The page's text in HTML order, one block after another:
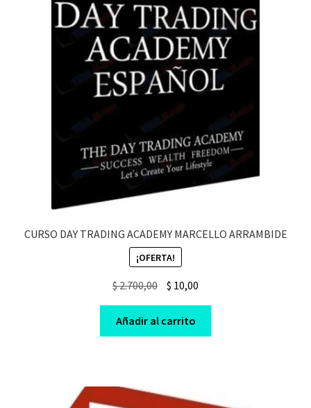
CURSO DAY TRADING ACADEMY MARCELLO ARRAMBIDE
¡OFERTA!
$2.700,00
Original
price
was:
$ 2.700,00.
$ 10,00Current
price
$ 10,00.
Añadir al carrito